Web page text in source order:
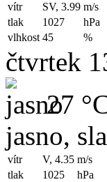
vítr SV, 3.99 m/s
tlak
1027
hPa
vlhkost 45 %
čtvrtek
27
jasno,
vítr V, 4.35 m/s
tlak
1025
hPa